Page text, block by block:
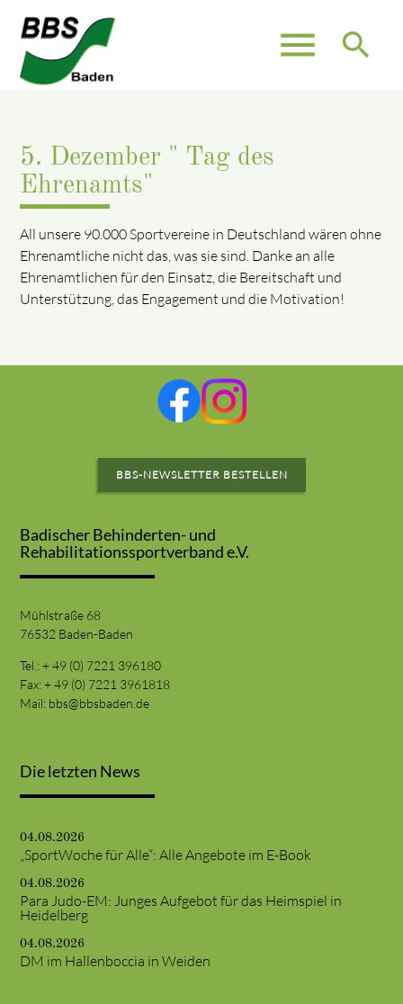
menu search
5. Dezember " Tag des
Ehrenamts"
All unsere 90.000 Sportvereine in Deutschland wären ohne
Ehrenamtliche nicht das, was sie sind. Danke an alle
Ehrenamtlichen für den Einsatz, die Bereitschaft und
Unterstützung, das Engagement und die Motivation!
BBS-NEWSLETTER BESTELLEN
Badischer Behinderten- und
Rehabilitationssportverband e.V.
Mühlstraße 68
76532 Baden-Baden
Tel.: + 49 (0) 7221 396180
Fax: + 49 (0) 7221 3961818
Mail: bbs@bbsbaden.de
Die letzten News
04.08.2026
„SportWoche für Alle“: Alle Angebote im E-Book
04.08.2026
Para Judo-EM: Junges Aufgebot für das Heimspiel in
Heidelberg
04.08.2026
DM im Hallenboccia in Weiden